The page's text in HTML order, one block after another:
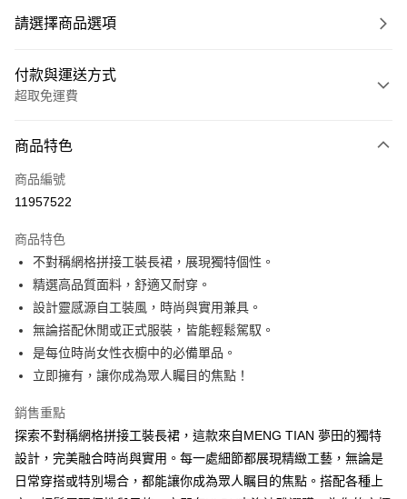
請選擇商品選項
付款與運送方式
超取免運費
信用卡一次付款
超商取貨付款
運送方式
全家取貨付款
免運費
付款後全家取貨
免運費
7-11取貨付款
免運費
付款後7-11取貨
商品特色
商品編號
11957522
商品特色
不對稱網格拼接工裝長裙，展現獨特個性。
精選高品質面料，舒適又耐穿。
設計靈感源自工裝風，時尚與實用兼具。
無論搭配休閒或正式服裝，皆能輕鬆駕馭。
是每位時尚女性衣櫥中的必備單品。
立即擁有，讓你成為眾人矚目的焦點！
銷售重點
探索不對稱網格拼接工裝長裙，這款來自MENG TIAN 夢田的獨特
設計，完美融合時尚與實用。每一處細節都展現精緻工藝，無論是
日常穿搭或特別場合，都能讓你成為眾人瞩目的焦點。搭配各種上